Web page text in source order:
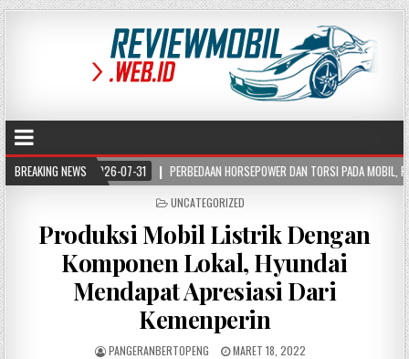
BREAKING NEWS
07-31 PERBEDAAN HORSEPOWER DAN TORSI PADA MOBIL, PAHAMI FUNGSI DAN
POSTED
UNCATEGORIZED
Produksi Mobil Listrik Dengan
Komponen Lokal, Hyundai
Mendapat Apresiasi Dari
Kemenperin
PANGERANBERTOPENG MARET 18, 2022